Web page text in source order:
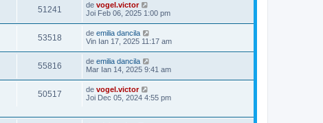
51241 de vogel.victor
Joi Feb 06, 2025 1:00 pm
53518 de emilia dancila
Vin Ian 17, 2025 11:17 am
55816 de emilia dancila
Mar Ian 14, 2025 9:41 am
50517 de vogel.victor
Joi Dec 05, 2024 4:55 pm